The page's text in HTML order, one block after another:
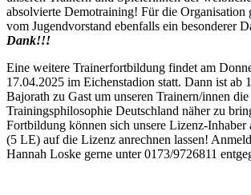
absolvierte Demotraining! Für die Organisation
vom Jugendvorstand ebenfalls ein besonderer
Dank!!!
Eine weitere Trainerfortbildung findet am
17.04.2025 im Eichenstadion statt. Dann ist ab
Bajorath zu Gast um unseren Trainern/innen die
Trainingsphilosophie Deutschland näher zu
Fortbildung können sich unsere Lizenz-Inhaber
(5 LE) auf die Lizenz anrechnen lassen!
Hannah Loske gerne unter 0173/9726811